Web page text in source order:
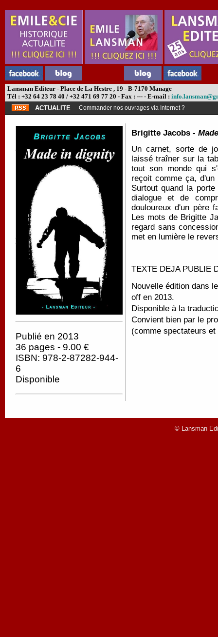
Lansman Editeur - Place de La Hestre , 19 - B-7170 Manage
Tél : +32 64 23 78 40 / +32 471 69 77 20 - Fax : --- - E-mail :
ACTUALITE
Commander nos ouvrages via Internet ?
Publié en 2013
36 pages - 9.00 €
ISBN: 978-2-87282-944-
6
Disponible
Brigitte Jacobs -
Un carnet, sorte de
laissé traîner sur la
tout son monde qui
reçoit comme ça,
Surtout quand la
dialogue et de
douloureux d'un père
Les mots de Brigitte
regard sans
met en lumière le
TEXTE DEJA PUBLIE
Nouvelle édition dans
off en 2013.
Disponible à la
Convient bien par le
(comme spectateurs
© Lansman